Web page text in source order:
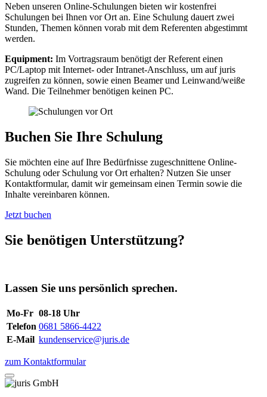
Neben unseren Online-Schulungen bieten wir kostenfrei
Schulungen bei Ihnen vor Ort an. Eine Schulung dauert zwei
Stunden, Themen können vorab mit dem Referenten abgestimmt
werden.
Equipment: Im Vortragsraum benötigt der Referent einen
PC/Laptop mit Internet- oder Intranet-Anschluss, um auf juris
zugreifen zu können, sowie einen Beamer und Leinwand/weiße
Wand. Die Teilnehmer benötigen keinen PC.
Buchen Sie Ihre Schulung
Sie möchten eine auf Ihre Bedürfnisse zugeschnittene Online-
Schulung oder Schulung vor Ort erhalten? Nutzen Sie unser
Kontaktformular, damit wir gemeinsam einen Termin sowie die
Inhalte vereinbaren können.
Jetzt buchen
Sie benötigen Unterstützung?
Lassen Sie uns persönlich sprechen.
Mo-Fr 08-18 Uhr
Telefon 0681 5866-4422
E-Mail kundenservice@juris.de
zum Kontaktformular